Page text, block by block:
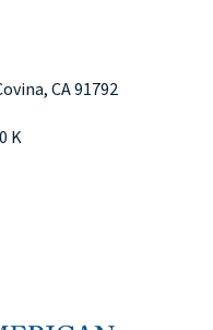
CA 91792
K